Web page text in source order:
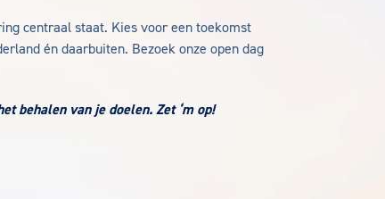
centraal staat. Kies voor een toekomst
én daarbuiten. Bezoek onze open dag
behalen van je doelen. Zet ‘m op!